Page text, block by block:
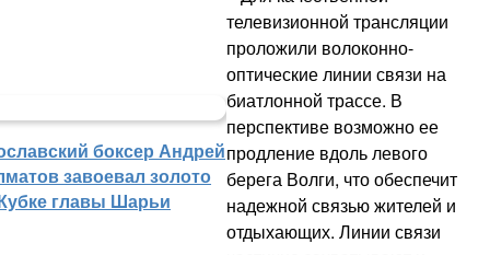
боксер Андрей
завоевал золото
главы Шарьи
телевизионной трансляции
проложили волоконно-
оптические линии связи на
биатлонной трассе. В
перспективе возможно ее
продление вдоль левого
берега Волги, что обеспечит
надежной связью жителей и
отдыхающих. Линии связи